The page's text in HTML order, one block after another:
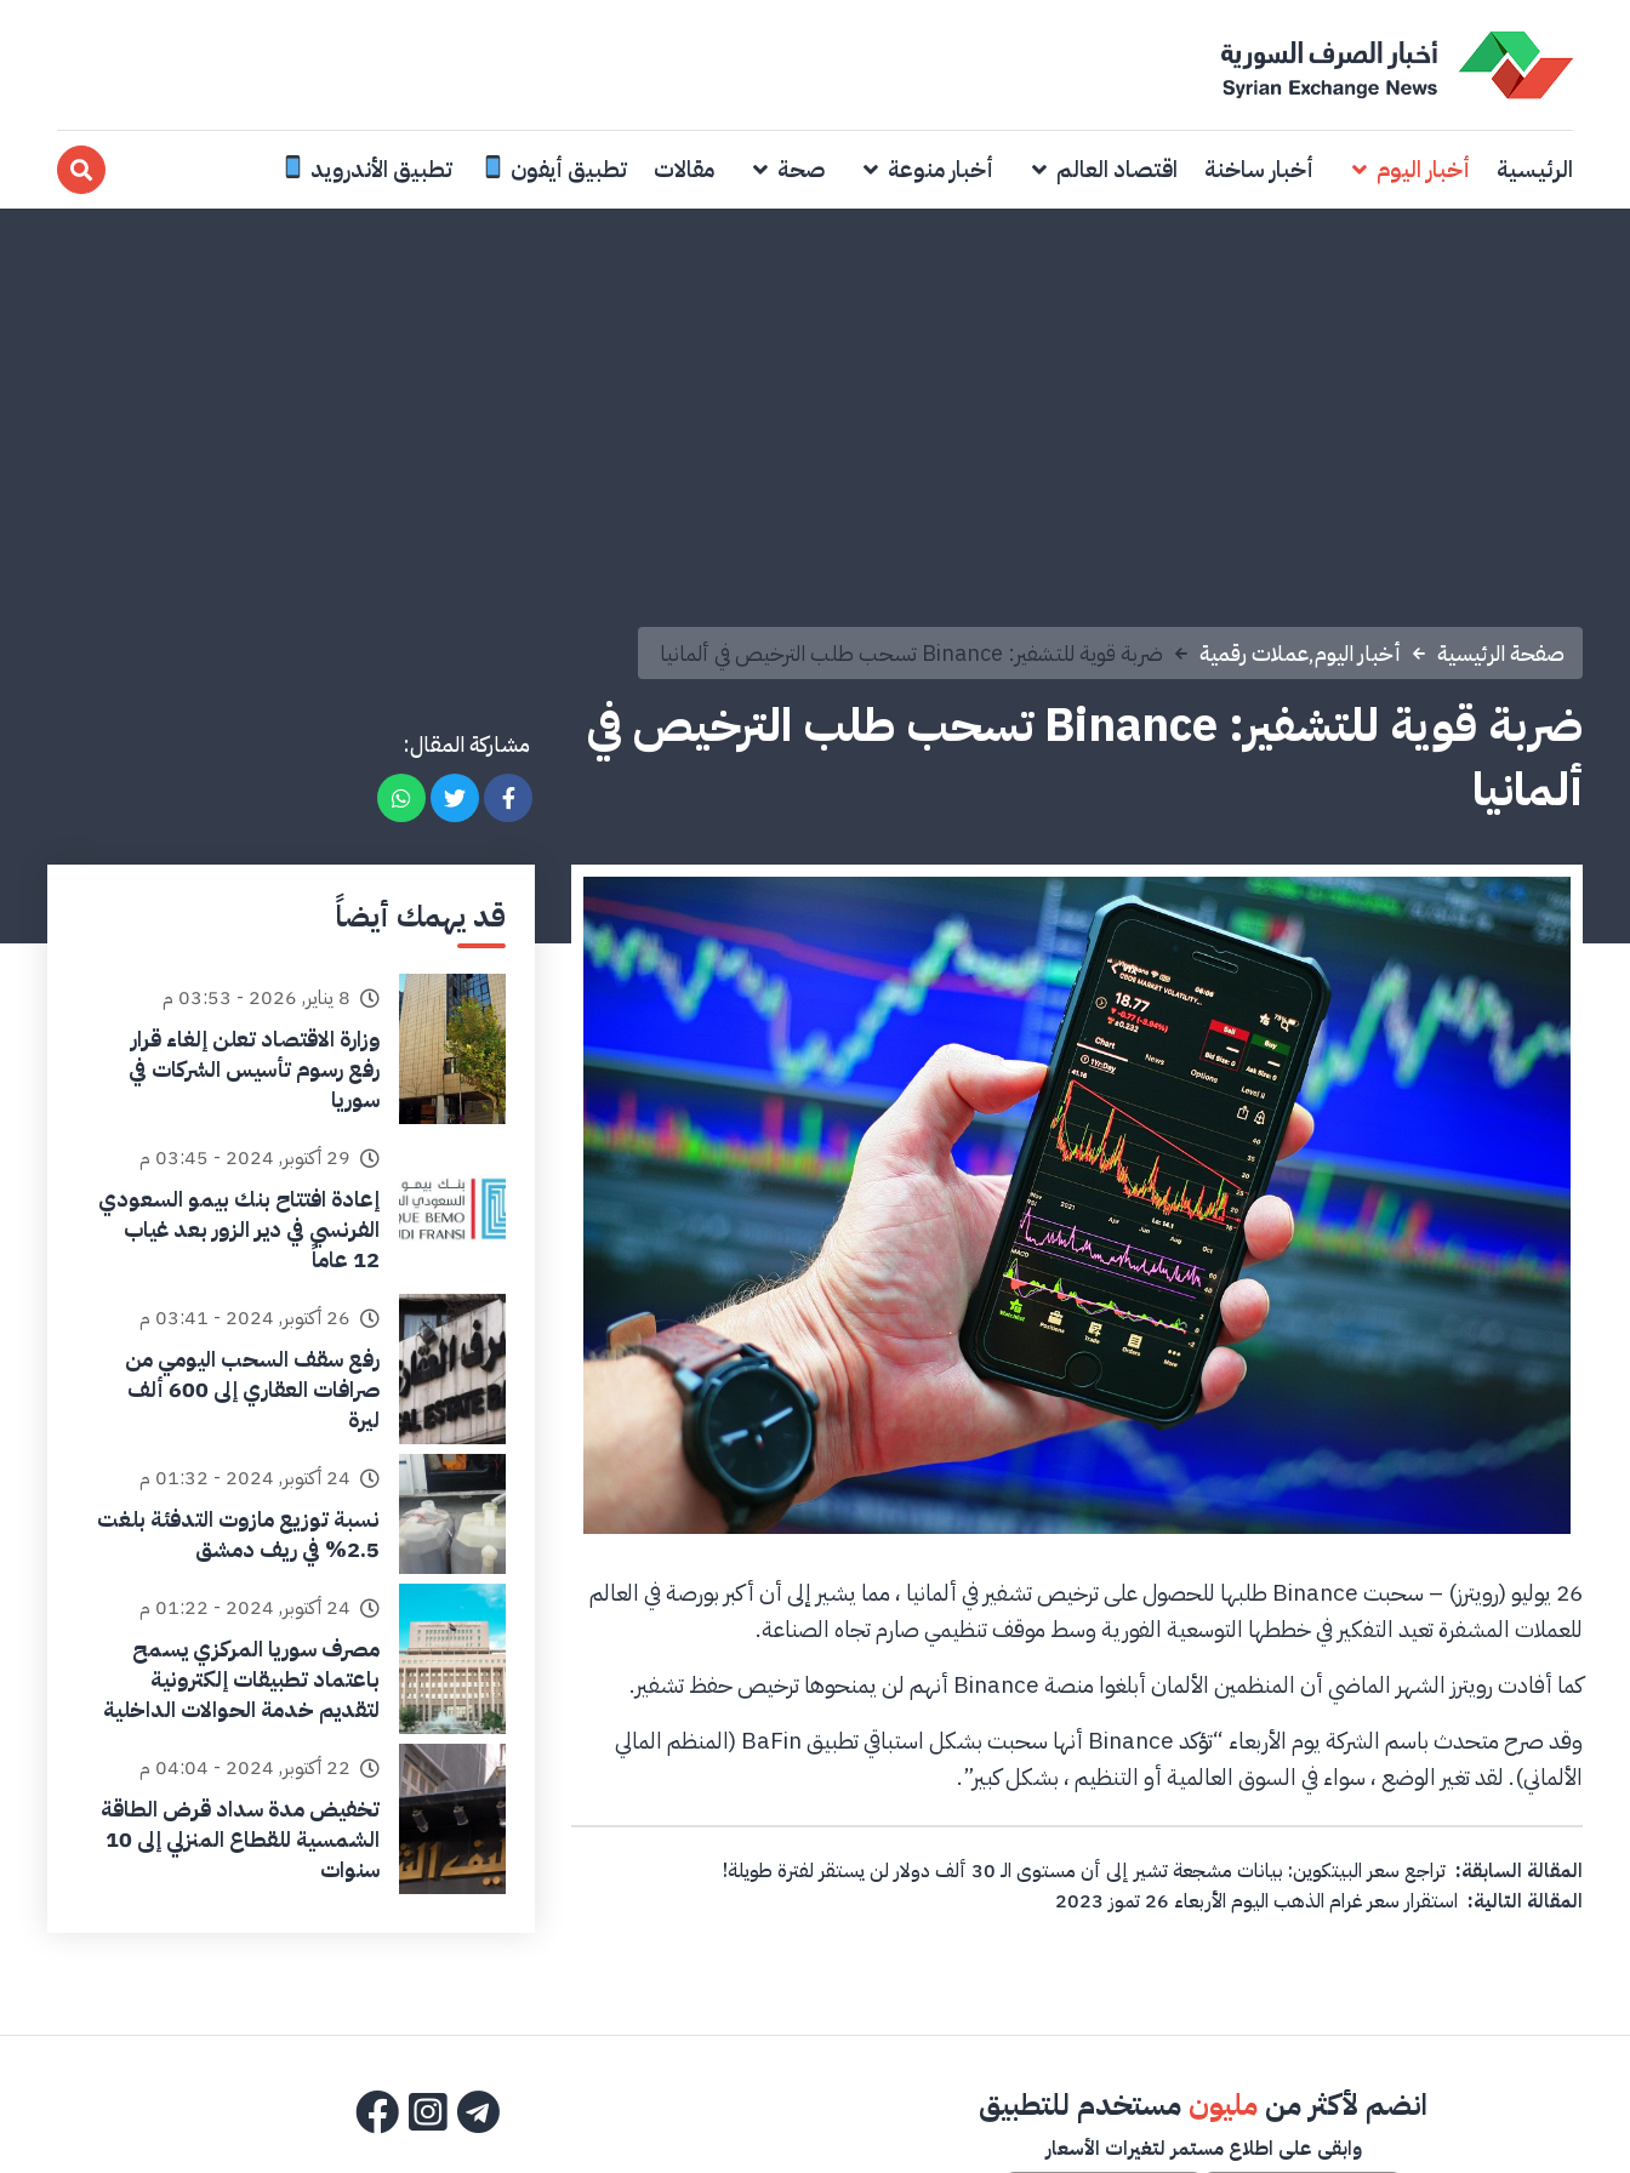
الرئيسية أخبار اليوم أخبار ساخنة اقتصاد العالم أخبار منوعة صحة مقالات تطبيق أيفون تطبيق الأندرويد
صفحة الرئيسية أخبار اليوم,عملات رقمية ضربة قوية للتشفير: Binance تسحب طلب الترخيص في ألمانيا
ضربة قوية للتشفير: Binance تسحب طلب الترخيص في
ألمانيا
مشاركة المقال:
26 يوليو (رويترز) – سحبت Binance طلبها للحصول على ترخيص تشفير في ألمانيا ، مما يشير إلى أن أكبر بورصة في العالم
للعملات المشفرة تعيد التفكير في خططها التوسعية الفورية وسط موقف تنظيمي صارم تجاه الصناعة.
كما أفادت رويترز الشهر الماضي أن المنظمين الألمان أبلغوا منصة Binance أنهم لن يمنحوها ترخيص حفظ تشفير.
وقد صرح متحدث باسم الشركة يوم الأربعاء “تؤكد Binance أنها سحبت بشكل استباقي تطبيق BaFin (المنظم المالي
الألماني). لقد تغير الوضع ، سواء في السوق العالمية أو التنظيم ، بشكل كبير”.
Post navigation
المقالة السابقة: تراجع سعر البيتكوين: بيانات مشجعة تشير إلى أن مستوى الـ 30 ألف دولار لن يستقر لفترة طويلة!
المقالة التالية: استقرار سعر غرام الذهب اليوم الأربعاء 26 تموز 2023
قد يهمك أيضاً
8 يناير, 2026 - 03:53 م
وزارة الاقتصاد تعلن إلغاء قرار
رفع رسوم تأسيس الشركات في
سوريا
29 أكتوبر, 2024 - 03:45 م
إعادة افتتاح بنك بيمو السعودي
الفرنسي في دير الزور بعد غياب
12 عاماً
26 أكتوبر, 2024 - 03:41 م
رفع سقف السحب اليومي من
صرافات العقاري إلى 600 ألف
ليرة
24 أكتوبر, 2024 - 01:32 م
نسبة توزيع مازوت التدفئة بلغت
2.5% في ريف دمشق
24 أكتوبر, 2024 - 01:22 م
مصرف سوريا المركزي يسمح
باعتماد تطبيقات إلكترونية
لتقديم خدمة الحوالات الداخلية
22 أكتوبر, 2024 - 04:04 م
تخفيض مدة سداد قرض الطاقة
الشمسية للقطاع المنزلي إلى 10
سنوات
انضم لأكثر منمليونمستخدم للتطبيق
وابقى على اطلاع مستمر لتغيرات الأسعار